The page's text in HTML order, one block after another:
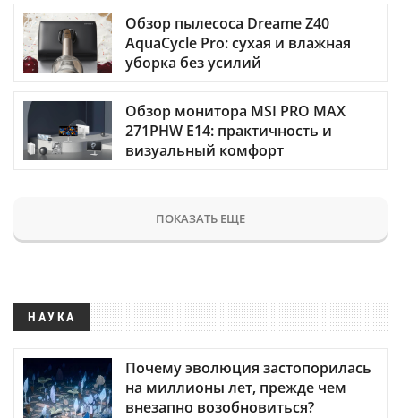
Обзор пылесоса Dreame Z40
AquaCycle Pro: сухая и влажная
уборка без усилий
Обзор монитора MSI PRO MAX
271PHW E14: практичность и
визуальный комфорт
ПОКАЗАТЬ ЕЩЕ
НАУКА
Почему эволюция застопорилась
на миллионы лет, прежде чем
внезапно возобновиться?